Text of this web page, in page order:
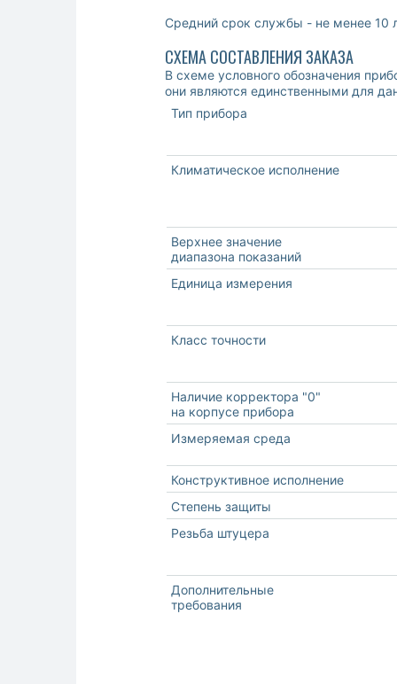
Средний срок службы - не менее 10
СХЕМА СОСТАВЛЕНИЯ ЗАКАЗА
В схеме условного обозначения
они являются единственными для
Тип прибора
Климатическое исполнение
Верхнее значение
диапазона показаний
Единица измерения
Класс точности
Наличие корректора "0"
на корпусе прибора
Измеряемая среда
Конструктивное исполнение
Степень защиты
Резьба штуцера
Дополнительные
требования